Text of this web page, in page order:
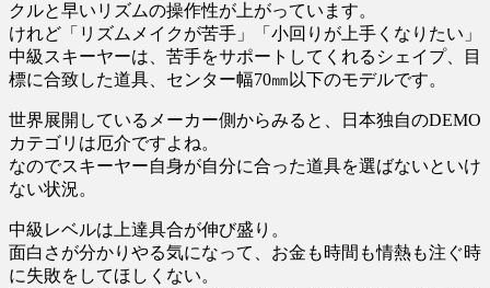
クルと早いリズムの操作性が上がっています。
けれど「リズムメイクが苦手」「小回りが上手くなりたい」
中級スキーヤーは、苦手をサポートしてくれるシェイプ、目
標に合致した道具、センター幅70㎜以下のモデルです。
世界展開しているメーカー側からみると、日本独自のDEMO
カテゴリは厄介ですよね。
なのでスキーヤー自身が自分に合った道具を選ばないといけ
ない状況。
中級レベルは上達具合が伸び盛り。
面白さが分かりやる気になって、お金も時間も情熱も注ぐ時
に失敗をしてほしくない。